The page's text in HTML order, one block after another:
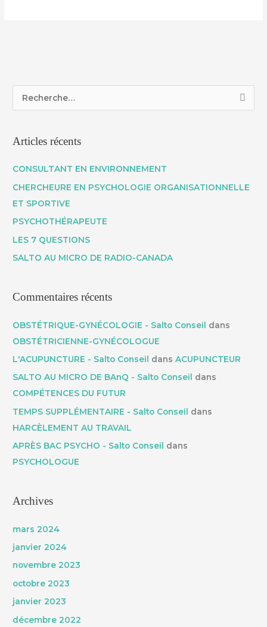
e
r
Articles récents
CONSULTANT EN ENVIRONNEMENT
CHERCHEURE EN PSYCHOLOGIE ORGANISATIONNELLE
ET SPORTIVE
PSYCHOTHÉRAPEUTE
LES 7 QUESTIONS
SALTO AU MICRO DE RADIO-CANADA
Commentaires récents
OBSTÉTRIQUE-GYNÉCOLOGIE - Salto Conseil dans
OBSTÉTRICIENNE-GYNÉCOLOGUE
L'ACUPUNCTURE - Salto Conseil
dansACUPUNCTEUR
SALTO AU MICRO DE BAnQ - Salto Conseil
dans
COMPÉTENCES DU FUTUR
TEMPS SUPPLÉMENTAIRE - Salto Conseil
dans
HARCÈLEMENT AU TRAVAIL
APRÈS BAC PSYCHO - Salto Conseil
dans
PSYCHOLOGUE
Archives
mars 2024
janvier 2024
novembre 2023
octobre 2023
janvier 2023
décembre 2022